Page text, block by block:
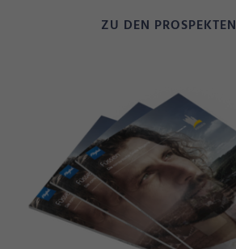
ZU DEN PROSPEKTEN